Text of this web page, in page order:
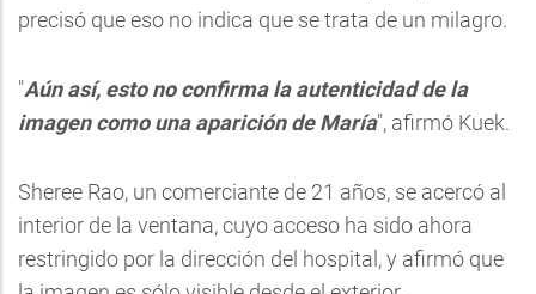
precisó que eso no indica que se trata de un milagro.
"Aún así, esto no confirma la autenticidad de la
imagen como una aparición de María", afirmó Kuek.
Sheree Rao, un comerciante de 21 años, se acercó al
interior de la ventana, cuyo acceso ha sido ahora
restringido por la dirección del hospital, y afirmó que